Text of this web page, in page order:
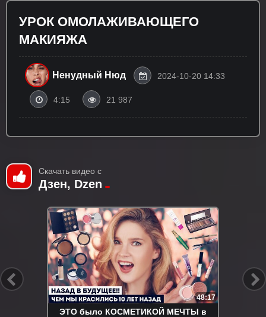
УРОК ОМОЛАЖИВАЮЩЕГО
МАКИЯЖА
Ненудный Нюд 2024-10-20 14:33
4:15 21 987
Скачать видео с
Дзен, Dzen
48:17
ЭТО было КОСМЕТИКОЙ МЕЧТЫ в